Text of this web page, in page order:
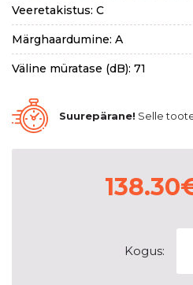
Veeretakistus: C
Märghaardumine: A
Väline müratase (dB): 71
Suurepärane! Selle
138.30
Kogus:
7